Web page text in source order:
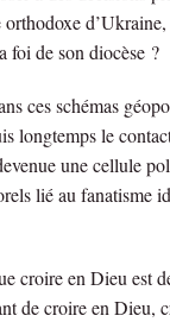
orthodoxe
foi de son diocèse ?
ces schémas
longtemps le
une cellule
lié au fanatisme
croire en Dieu est
de croire en Dieu,